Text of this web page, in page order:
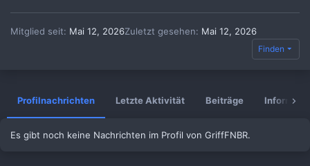
Mitglied seit Mai 12, 2026Zuletzt gesehen Mai 12, 2026
Finden
Profilnachrichten Letzte Aktivität Beiträge
Es gibt noch keine Nachrichten im Profil von GriffFNBR.